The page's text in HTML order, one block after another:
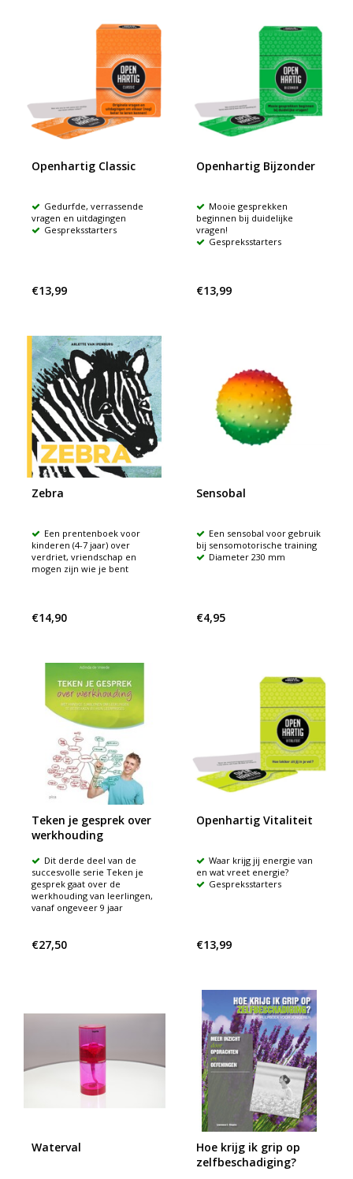
Openhartig Classic
Gedurfde, verrassende
vragen en uitdagingen
Gespreksstarters
€13,99
Openhartig Bijzonder
Mooie gesprekken
beginnen bij duidelijke
vragen!
Gespreksstarters
€13,99
Zebra
Een prentenboek voor
kinderen (4-7 jaar) over
verdriet, vriendschap en
mogen zijn wie je bent
€14,90
Sensobal
Een sensobal voor gebruik
bij sensomotorische training
Diameter 230 mm
€4,95
Teken je gesprek over
werkhouding
Dit derde deel van de
succesvolle serie Teken je
gesprek gaat over de
werkhouding van leerlingen,
vanaf ongeveer 9 jaar
€27,50
Openhartig Vitaliteit
Waar krijg jij energie van
en wat vreet energie?
Gespreksstarters
€13,99
Waterval
Hoe krijg ik grip op
zelfbeschadiging?